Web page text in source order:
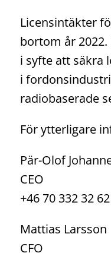
Licensintäkter
bortom år
i syfte att säkra
i
radiobaserade
För ytterligare
Pär-Olof
CEO
+46 70 332 32 62
Mattias Larsson
CFO